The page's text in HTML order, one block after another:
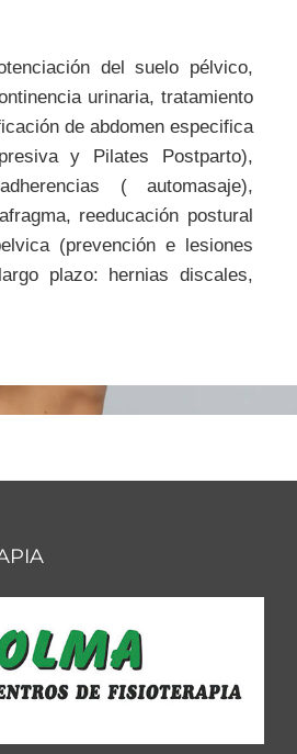
del suelo pélvico,
urinaria, tratamiento
de abdomen especifica
y Pilates Postparto),
( automasaje),
reeducación postural
(prevención e lesiones
plazo: hernias discales,